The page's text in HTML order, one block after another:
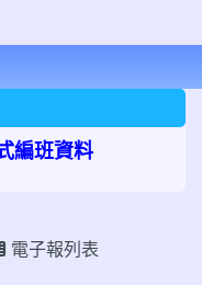
編班資料
電子報列表